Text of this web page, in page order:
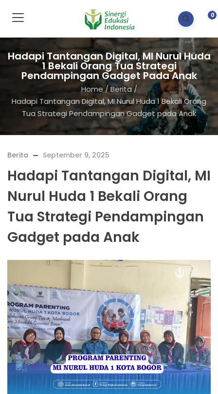
0
Hadapi Tantangan Digital, MI Nurul Huda
1 Bekali Orang Tua Strategi
Pendampingan Gadget Pada Anak
Home/ Berita/
Hadapi Tantangan Digital, MI Nurul Huda 1 Bekali Orang
Tua Strategi Pendampingan Gadget pada Anak
Berita September 9, 2025
Hadapi Tantangan Digital, MI
Nurul Huda 1 Bekali Orang
Tua Strategi Pendampingan
Gadget pada Anak